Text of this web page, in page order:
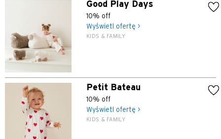
Good Play Days
10% off
Wyświetl ofertę >
KIDS & FAMILY
Petit Bateau
10% off
Wyświetl ofertę >
KIDS & FAMILY